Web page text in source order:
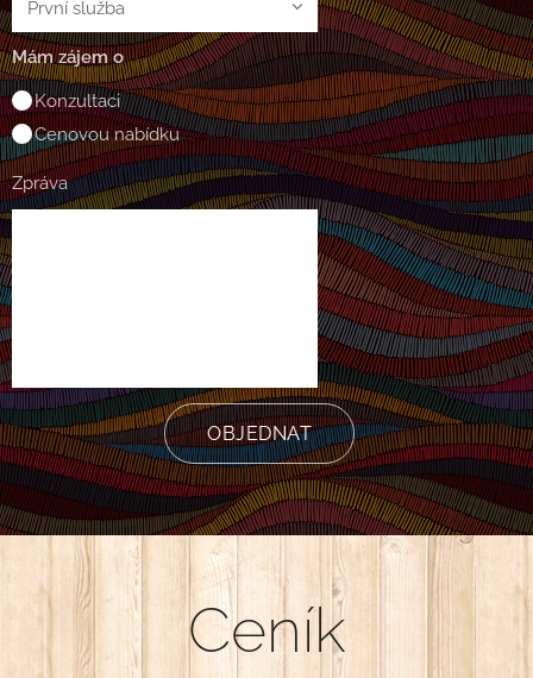
Mám zájem o
Konzultaci
Cenovou nabídku
Zpráva
OBJEDNAT
Ceník